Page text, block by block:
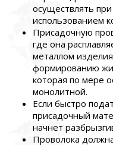
осуществлять
использованием
Присадочную
где она
металлом
формированию
которая по мере
монолитной.
Если быстро
присадочный
начнет
Проволока